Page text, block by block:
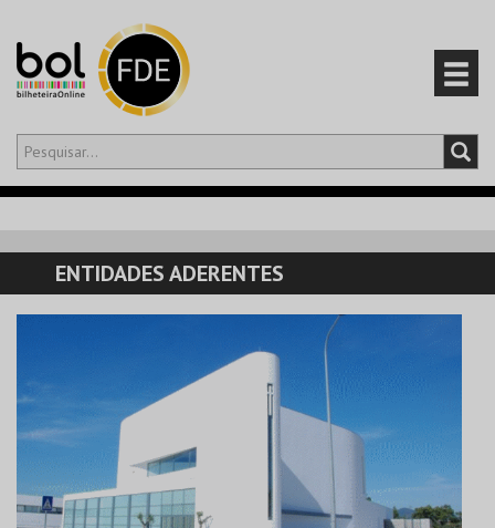
Olá,iniciar sessão
CARRINHO
EVENTOS
PRODUTOS
ENTIDADES ADERENTES